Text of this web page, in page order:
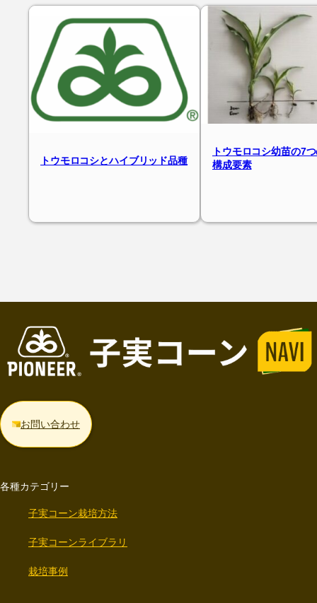
トウモロコシとハイブリッド品種
トウモロコシ幼苗の7
構成要素
お問い合わせ
各種カテゴリー
子実コーン栽培方法
子実コーンライブラリ
栽培事例